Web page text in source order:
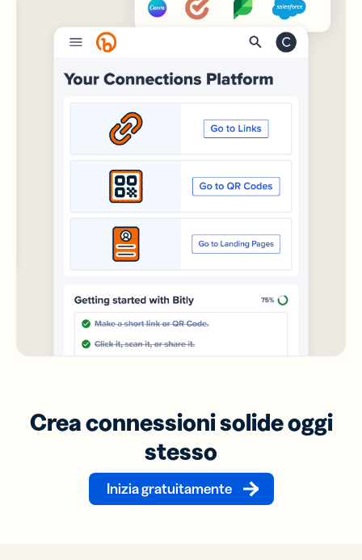
Crea connessioni solide oggi
stesso
Inizia gratuitamente